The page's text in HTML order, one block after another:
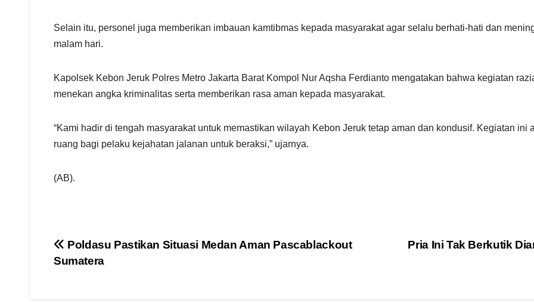
Selain itu, personel juga memberikan imbauan kamtibmas kepada masyarakat agar selalu berhati-hati dan
malam hari.
Kapolsek Kebon Jeruk Polres Metro Jakarta Barat Kompol Nur Aqsha Ferdianto mengatakan bahwa kegiatan
menekan angka kriminalitas serta memberikan rasa aman kepada masyarakat.
“Kami hadir di tengah masyarakat untuk memastikan wilayah Kebon Jeruk tetap aman dan kondusif. Kegiatan ini
ruang bagi pelaku kejahatan jalanan untuk beraksi,” ujarnya.
(AB).
Navigasi
Pria Ini Tak Berkutik
Poldasu Pastikan Situasi Medan Aman Pascablackout
Sumatera